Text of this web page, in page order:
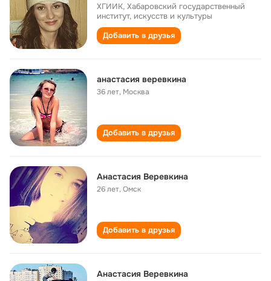
ХГИИК, Хабаровский государственный
институт, искусств и культуры
Добавить в друзья
анастасия веревкина
36 лет, Москва
Добавить в друзья
Анастасия Веревкина
26 лет,Омск
Добавить в друзья
Анастасия Веревкина